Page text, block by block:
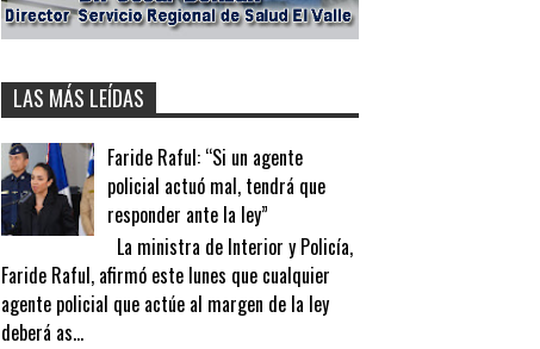
LAS MÁS LEÍDAS
Faride Raful: “Si un agente
policial actuó mal, tendrá que
responder ante la ley”
La ministra de Interior y Policía,
Faride Raful, afirmó este lunes que cualquier
agente policial que actúe al margen de la ley
deberá as...